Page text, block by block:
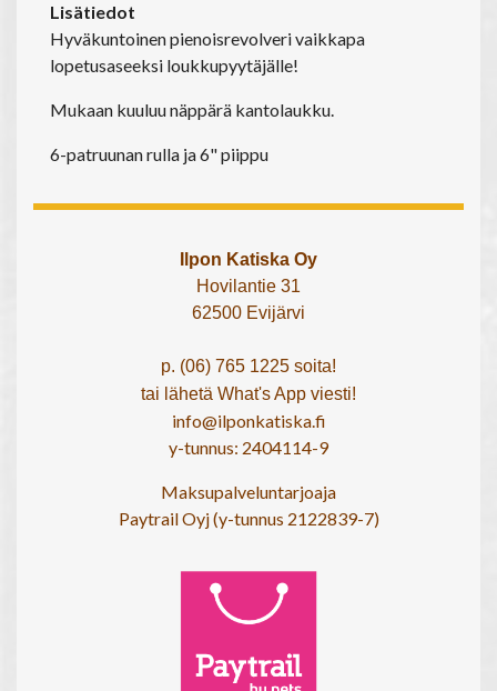
Lisätiedot
Hyväkuntoinen pienoisrevolveri vaikkapa
lopetusaseeksi loukkupyytäjälle!
Mukaan kuuluu näppärä kantolaukku.
6-patruunan rulla ja 6" piippu
Ilpon Katiska Oy
Hovilantie 31
62500 Evijärvi
p. (06) 765 1225 soita!
tai lähetä What's App viesti!
info@ilponkatiska.fi
y-tunnus: 2404114-9
Maksupalveluntarjoaja
Paytrail Oyj (y-tunnus 2122839-7)